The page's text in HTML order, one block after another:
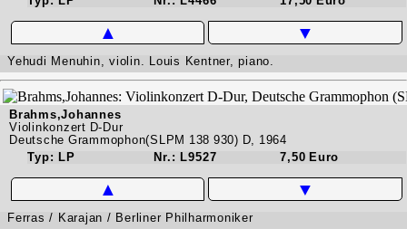
▲ ▼
Yehudi Menuhin, violin. Louis Kentner, piano.
Brahms,Johannes
Violinkonzert D-Dur
Deutsche Grammophon(SLPM 138 930) D, 1964
Typ: LP
Nr.: L9527 7,50 Euro
▲ ▼
Ferras / Karajan / Berliner Philharmoniker